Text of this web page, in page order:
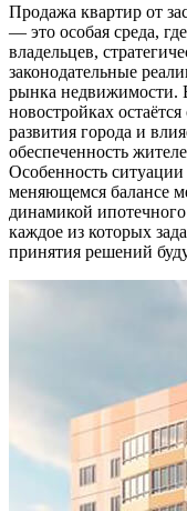
Продажа квартир от
— это особая среда,
владельцев,
законодательные
рынка недвижимости.
новостройках
развития города и
обеспеченность
Особенность
меняющемся балансе
динамикой
каждое из которых
принятия решений